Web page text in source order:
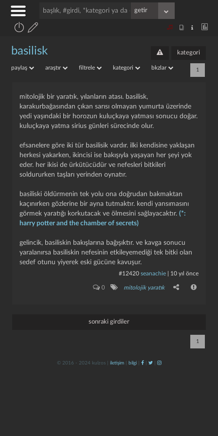
basilisk kategori
paylaş araştır filtrele kategori bkzlar 1
mitolojik bir yaratık, yılanların atası. basilisk,
karakurbağasından çıkan sarısı olmayan yumurta üzerinde
yedi yaşındaki bir horozun kuluçkaya yatması sonucu doğar.
kuluçkaya yatma sirius günleri sürecinde olur.
efsanelere göre iki tür basilisik vardır. ilki kendisine yaklaşan
herkesi yakarken, ikincisi ise bakışıyla yaşayan her şeyi yok
eder. her ikisi de ürkütücüdür ve nefesleri bitkileri
soldururken taşları yerinden oynatır.
basiliski öldürmenin tek yolu ona doğrudan bakmaktan
kaçınırken gözlerine bir ayna tutmaktır. kendi yansımasını
görmek yaratığı korkutacak ve ölmesini sağlayacaktır. (*:
harry potter and the chamber of secrets)
gelincik, basiliskin bakışlarına bağışıktır. ve kavga sonucu
yaralanırsa basiliskin nefesinin etkileyemediği tek bitki olan
sedef otunu yiyerek eski gücüne kavuşur.
#12420 seanachie 10 yıl önce
0 mitolojik yaratık
sonraki girdiler
1
© 2016 - 2024 kulzos | iletişim| bilgi| | |